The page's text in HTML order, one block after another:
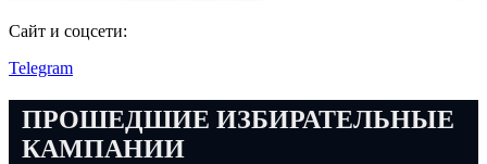
Сайт и соцсети:
Telegram
ПРОШЕДШИЕ ИЗБИРАТЕЛЬНЫЕ
КАМПАНИИ